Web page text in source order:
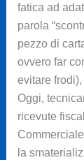
fatica ad
parola
pezzo di
ovvero far
evitare
Oggi,
ricevute
la